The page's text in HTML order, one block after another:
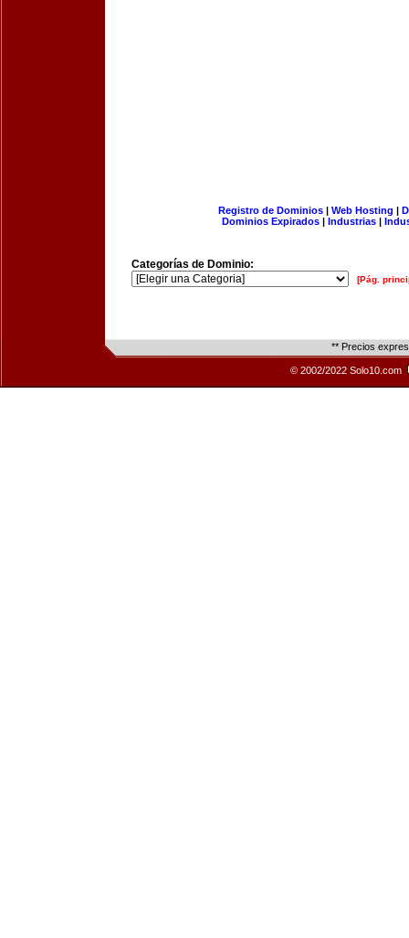
Registro de Dominios| Web Hosting |
Dominios Expirados | Industrias |
Categorías de Dominio:
[Pág.
** Precios
© 2002/2022 Solo10.com